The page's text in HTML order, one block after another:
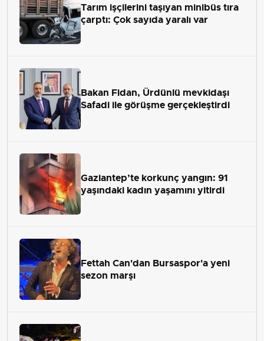
Tarım işçilerini taşıyan minibüs tıra
çarptı: Çok sayıda yaralı var
Bakan Fidan, Ürdünlü mevkidaşı
Safadi ile görüşme gerçekleştirdi
Gaziantep’te korkunç yangın: 91
yaşındaki kadın yaşamını yitirdi
Fettah Can'dan Bursaspor'a yeni
sezon marşı